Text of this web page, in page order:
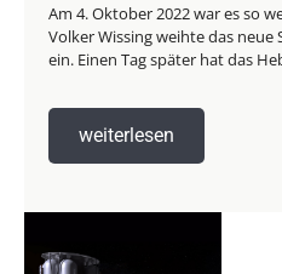
Am 4. Oktober 2022 war es so
Volker Wissing weihte das
ein. Einen Tag später hat das
weiterlesen